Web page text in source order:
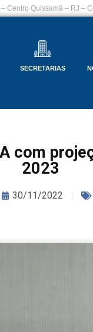
Centro Quissamã – RJ –
SECRETARIAS
com
2023
30/11/2022